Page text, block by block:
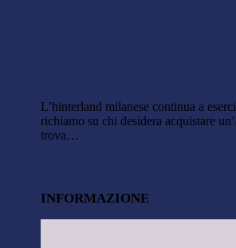
L’hinterland milanese continua a
richiamo su chi desidera acquistare
trova…
INFORMAZIONE